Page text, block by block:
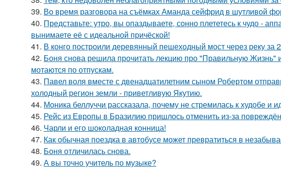
39. Во время разговора на съёмках Аманда сейфрид в шутливой
40. Представьте: утро, вы опаздываете, сонно плететесь к чудо -
вынимаете её с идеальной причёской!
41. В конго построили деревянный пешеходный мост через реку за
42. Боня снова решила прочитать лекцию про "Правильную Жизнь"
мотаются по отпускам.
43. Павел воля вместе с двенадцатилетним сыном Робертом
холодный регион земли - приветливую Якутию.
44. Моника беллуччи рассказала, почему не стремилась к худобе и
45. Рейс из Европы в Бразилию пришлось отменить из-за
46. Чарли и его шоколадная конница!
47. Как обычная поездка в автобусе может превратиться в
48. Боня отличилась снова.
49. А вы точно учитель по музыке?